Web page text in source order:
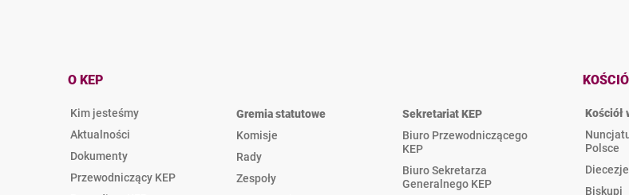
O KEP
Kim jesteśmy
Aktualności
Dokumenty
Przewodniczący KEP
Gremia statutowe
Komisje
Rady
Zespoły
Sekretariat KEP
Biuro Przewodniczącego
KEP
Biuro Sekretarza
Generalnego KEP
Kościół
Polsce
Diecezje
Biskupi